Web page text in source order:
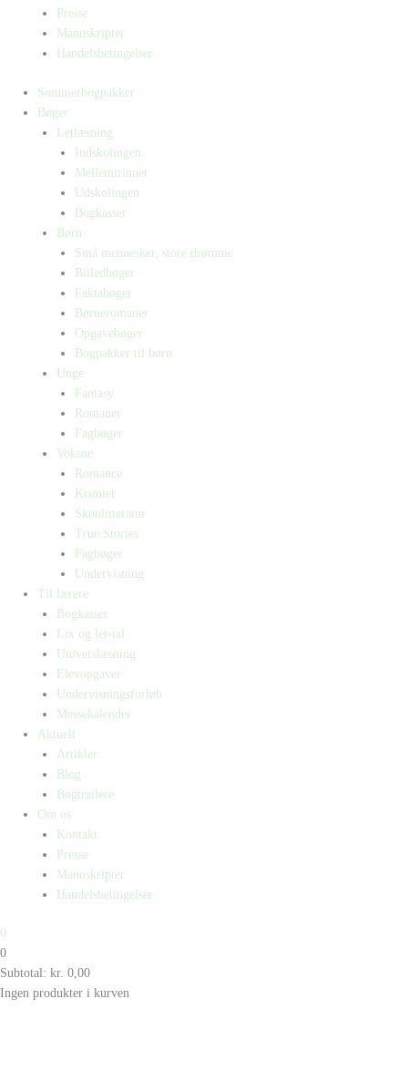
Presse
Manuskripter
Handelsbetingelser
Sommerbogpakker
Bøger
Letlæsning
Indskolingen
Mellemtrinnet
Udskolingen
Bogkasser
Børn
Små mennesker, store drømme
Billedbøger
Faktabøger
Børneromaner
Opgavebøger
Bogpakker til børn
Unge
Fantasy
Romaner
Fagbøger
Voksne
Romance
Krimier
Skønlitteratur
True Stories
Fagbøger
Undervisning
Til lærere
Bogkasser
Lix og let-tal
Universlæsning
Elevopgaver
Undervisningsforløb
Messekalender
Aktuelt
Artikler
Blog
Bogtrailere
Om os
Kontakt
Presse
Manuskripter
Handelsbetingelser
0
0
Subtotal: kr. 0,00
Ingen produkter i kurven